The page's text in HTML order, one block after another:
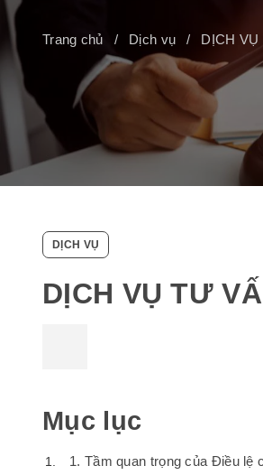
Trang chủ Dịch vụ DỊCH
DỊCH VỤ
DỊCH VỤ TƯ
Mục lục
1. Tầm quan trọng của Điều lệ